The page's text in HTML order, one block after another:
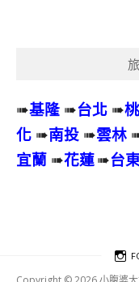
➠基隆 ➠台北 ➠
化 ➠南投 ➠雲林
宜蘭 ➠花蓮➠台